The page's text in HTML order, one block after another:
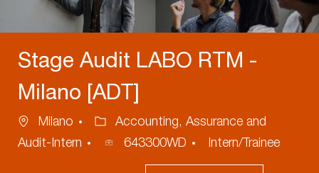
Stage Audit LABO RTM -
Milano [ADT]
Ubicazione
Milano Categoria
Accounting, Assurance and
Audit-Intern
ID
annuncio
643300WD Intern/Trainee